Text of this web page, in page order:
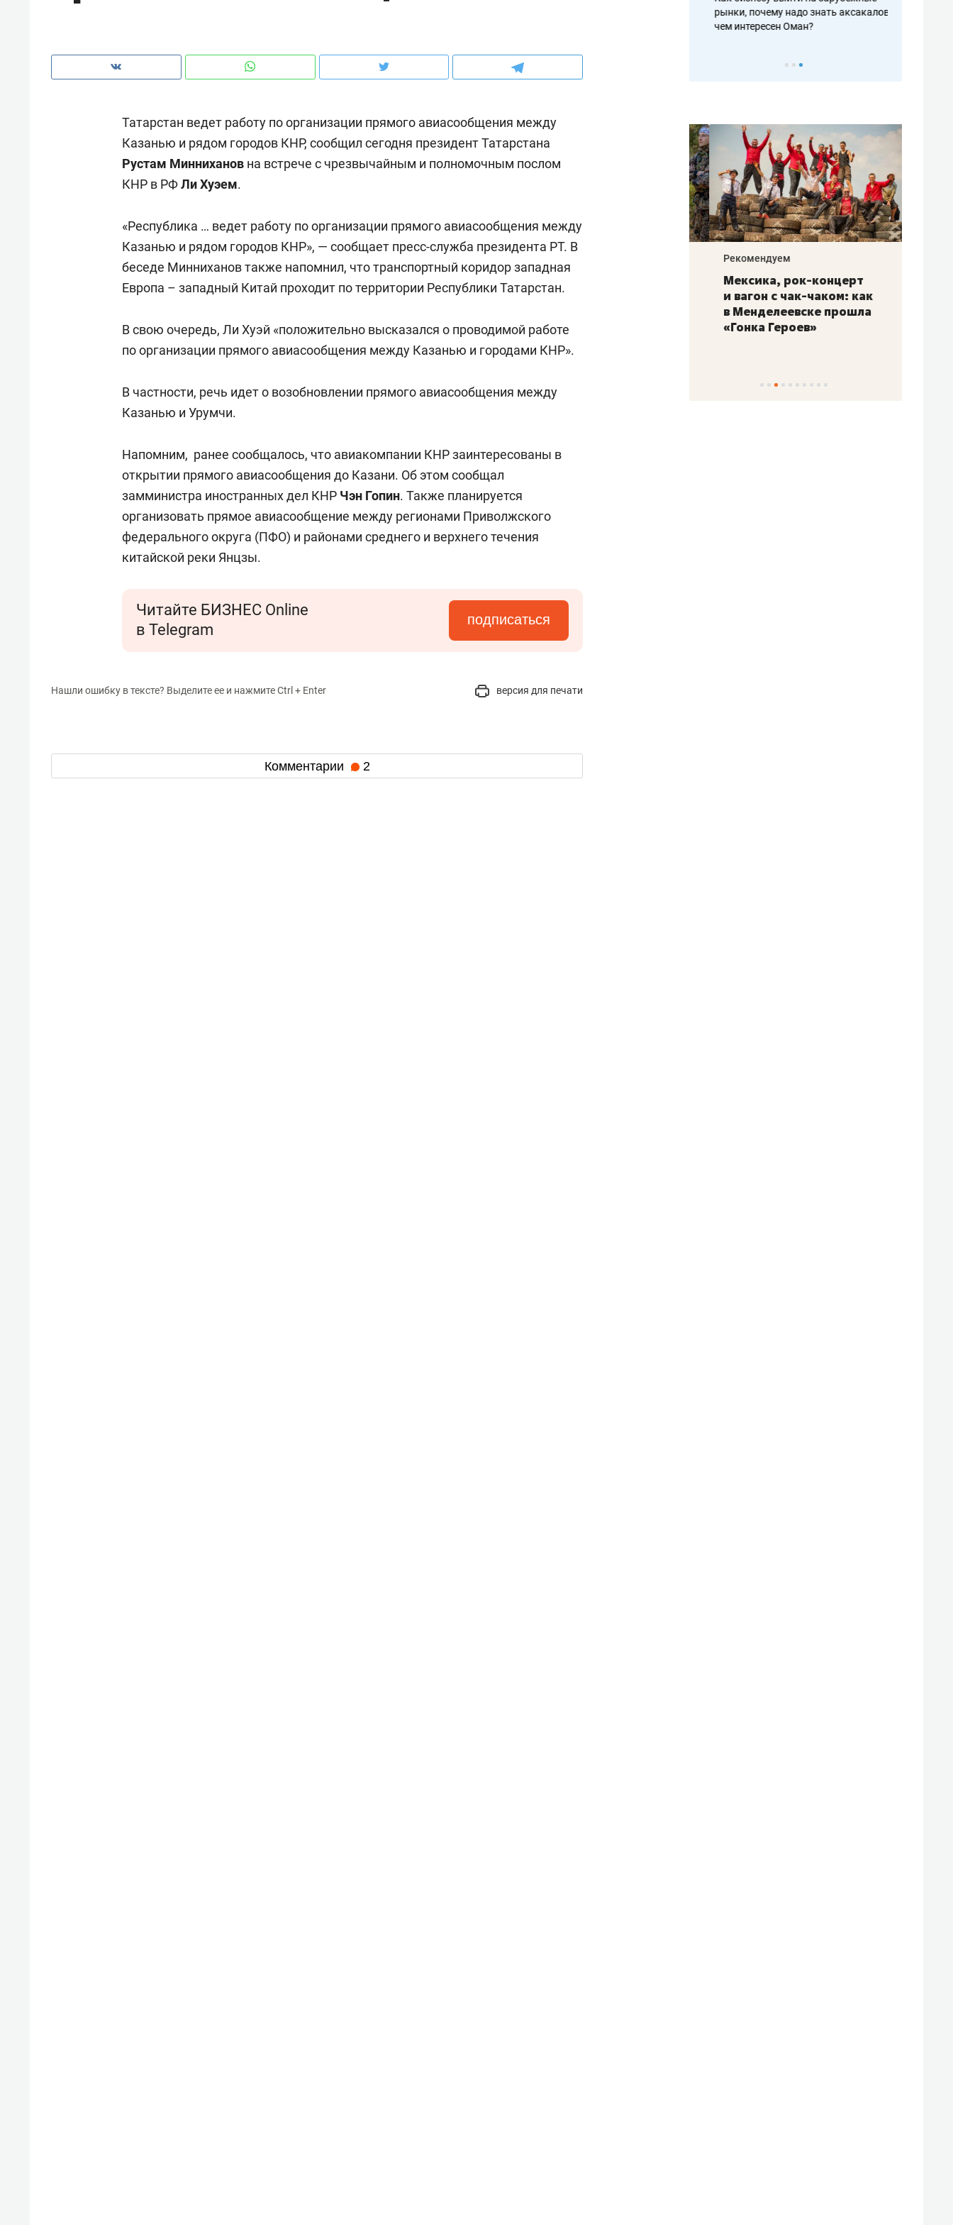
Татарстан ведет работу по организации прямого авиасообщения между
Казанью и рядом городов КНР, сообщил сегодня президент Татарстана
Рустам Минниханов на встрече с чрезвычайным и полномочным послом
КНР в РФЛи Хуэем.
«Республика … ведет работу по организации прямого авиасообщения между
Казанью и рядом городов КНР», — сообщает пресс-служба президента РТ. В
беседе Минниханов также напомнил, что транспортный коридор западная
Европа – западный Китай проходит по территории Республики Татарстан.
В свою очередь, Ли Хуэй «положительно высказался о проводимой работе
по организации прямого авиасообщения между Казанью и городами КНР».
В частности, речь идет о возобновлении прямого авиасообщения между
Казанью и Урумчи.
Напомним, ранее сообщалось, что авиакомпании КНР заинтересованы в
открытии прямого авиасообщения до Казани. Об этом сообщал
замминистра иностранных дел КНР Чэн Гопин. Также планируется
организовать прямое авиасообщение между регионами Приволжского
федерального округа (ПФО) и районами среднего и верхнего течения
китайской реки Янцзы.
Читайте БИЗНЕС Online
в Telegram
подписаться
Нашли ошибку в тексте? Выделите ее и нажмите Ctrl + Enter версия для печати
Комментарии 2
рынки, почему надо знать аксакалов и
чем интересен Оман?
Как ГК «МИР ГРУПП» и ВТБ
создают оазис жилого
150 камер до квартиры и Face
ID вместо ключа: какой будет
Опыт выживания в дикой
природе, работа
состоянием как основа
антихрупких команд
Рекомендуем
Мексика, рок-концерт
и вагон с чак-чаком: как
в Менделеевске прошла
«Гонка Героев»